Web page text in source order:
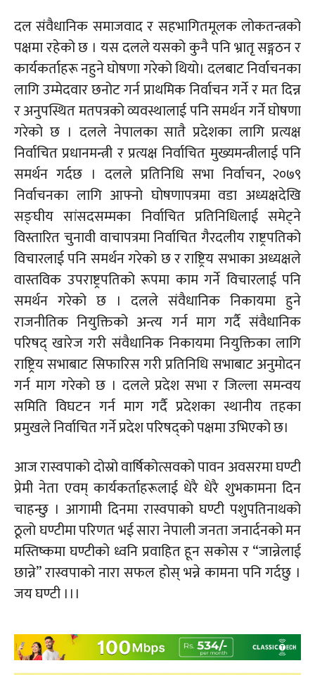
दल संवैधानिक समाजवाद र सहभागितमूलक लोकतन्त्रको
पक्षमा रहेको छ । यस दलले यसको कुनै पनि भ्रातृ सङ्गठन र
कार्यकर्ताहरू नहुने घोषणा गरेको थियो। दलबाट निर्वाचनका
लागि उम्मेदवार छनोट गर्न प्राथमिक निर्वाचन गर्ने र मत दिन्न
र अनुपस्थित मतपत्रको व्यवस्थालाई पनि समर्थन गर्ने घोषणा
गरेको छ । दलले नेपालका सातै प्रदेशका लागि प्रत्यक्ष
निर्वाचित प्रधानमन्त्री र प्रत्यक्ष निर्वाचित मुख्यमन्त्रीलाई पनि
समर्थन गर्दछ । दलले प्रतिनिधि सभा निर्वाचन, २०७९
निर्वाचनका लागि आफ्नो घोषणापत्रमा वडा अध्यक्षदेखि
सङ्घीयसांसदसम्मका निर्वाचित प्रतिनिधिलाई समेट्ने
विस्तारित चुनावीवाचापत्रमानिर्वाचित गैरदलीय राष्ट्रपतिको
विचारलाई पनि समर्थन गरेको छ र राष्ट्रिय सभाका अध्यक्षले
वास्तविक उपराष्ट्रपतिको रूपमा काम गर्ने विचारलाई पनि
समर्थन गरेको छ । दलले संवैधानिक निकायमा हुने
राजनीतिक नियुक्तिको अन्त्य गर्न माग गर्दै संवैधानिक
परिषद् खारेज गरी संवैधानिक निकायमा नियुक्तिका लागि
राष्ट्रिय सभाबाट सिफारिस गरी प्रतिनिधि सभाबाट अनुमोदन
गर्न माग गरेको छ । दलले प्रदेश सभा र जिल्ला समन्वय
समिति विघटन गर्न माग गर्दै प्रदेशका स्थानीय तहका
प्रमुखले निर्वाचित गर्ने प्रदेश परिषद्को पक्षमा उभिएको छ।
आजरास्वपाकोदोस्रो वार्षिकोत्सवको पावन अवसरमा घण्टी
प्रेमी नेता एवम् कार्यकर्ताहरूलाई धेरै धेरै शुभकामना दिन
चाहन्छु । आगामी दिनमा रास्वपाको घण्टी पशुपतिनाथको
ठूलो घण्टीमा परिणत भई सारा नेपाली जनता जनार्दनको मन
मस्तिष्कमा घण्टीको ध्वनि प्रवाहित हूनसकोसर “जान्नेलाई
छान्ने”रास्वपाकोनारा सफल होस् भन्ने कामना पनि गर्दछु ।
जय घण्टी ।।।